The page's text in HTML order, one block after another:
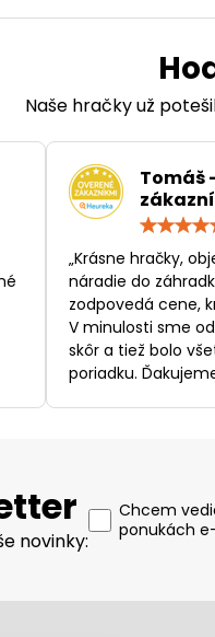
Naše hračky už
Tomáš
„Krásne hračky,
náradie do
zodpovedá cene,
V minulosti sme
skôr a tiež bolo
poriadku.
novinky:
Chcem
ponukách